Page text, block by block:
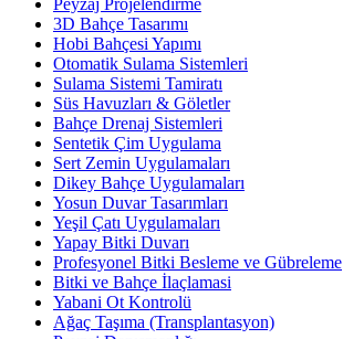
Peyzaj Projelendirme
3D Bahçe Tasarımı
Hobi Bahçesi Yapımı
Otomatik Sulama Sistemleri
Sulama Sistemi Tamiratı
Süs Havuzları & Göletler
Bahçe Drenaj Sistemleri
Sentetik Çim Uygulama
Sert Zemin Uygulamaları
Dikey Bahçe Uygulamaları
Yosun Duvar Tasarımları
Yeşil Çatı Uygulamaları
Yapay Bitki Duvarı
Profesyonel Bitki Besleme ve Gübreleme
Bitki ve Bahçe İlaçlamasi
Yabani Ot Kontrolü
Ağaç Taşıma (Transplantasyon)